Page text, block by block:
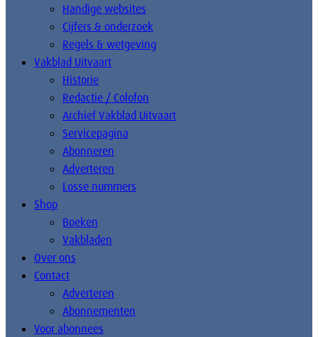
Handige websites
Cijfers & onderzoek
Regels & wetgeving
Vakblad Uitvaart
Historie
Redactie / Colofon
Archief Vakblad Uitvaart
Servicepagina
Abonneren
Adverteren
Losse nummers
Shop
Boeken
Vakbladen
Over ons
Contact
Adverteren
Abonnementen
Voor abonnees